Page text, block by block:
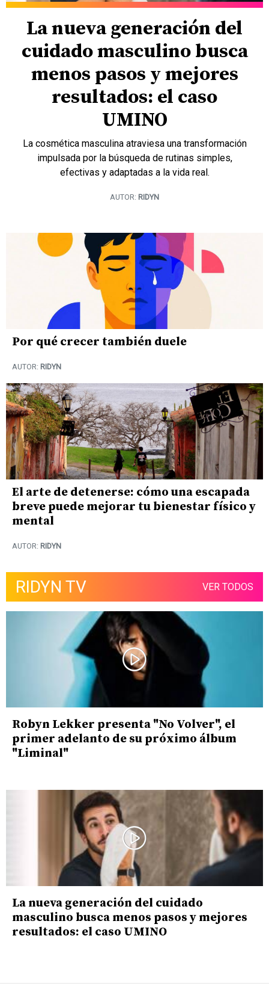
Por qué crecer también duele
AUTOR: RIDYN
El arte de detenerse: cómo una escapada
breve puede mejorar tu bienestar físico y
mental
AUTOR: RIDYN
La nueva generación del
cuidado masculino busca
menos pasos y mejores
resultados: el caso
UMINO
La cosmética masculina atraviesa una transformación
impulsada por la búsqueda de rutinas simples,
efectivas y adaptadas a la vida real.
AUTOR: RIDYN
RIDYN TV VER TODOS
Robyn Lekker presenta "No Volver", el
primer adelanto de su próximo álbum
"Liminal"
La nueva generación del cuidado
masculino busca menos pasos y mejores
resultados: el caso UMINO